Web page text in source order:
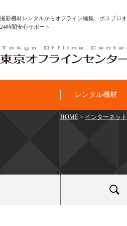
撮影機材レンタルからオフライン編集、ポスプロ
24時間安心サポート
レンタル機材
HOME > インターネッ